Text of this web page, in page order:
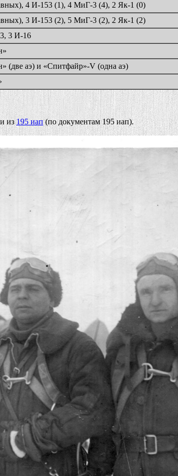
4 И-153 (1), 4 МиГ-3 (4), 2 Як-1 (0)
3 И-153 (2), 5 МиГ-3 (2), 2 Як-1 (2)
3 И-16
(две аэ) и «Спитфайр»-V (одна аэ)
из195 иап(по документам 195 иап).